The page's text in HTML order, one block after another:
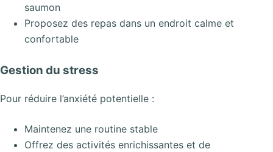
saumon
Proposez des repas dans un endroit calme et
confortable
Gestion du stress
Pour réduire l’anxiété potentielle :
Maintenez une routine stable
Offrez des activités enrichissantes et de